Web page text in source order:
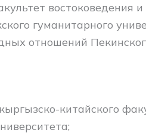
востоковедения и
гуманитарного
отношений
китайского